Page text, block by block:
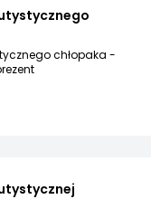
chłopaka -